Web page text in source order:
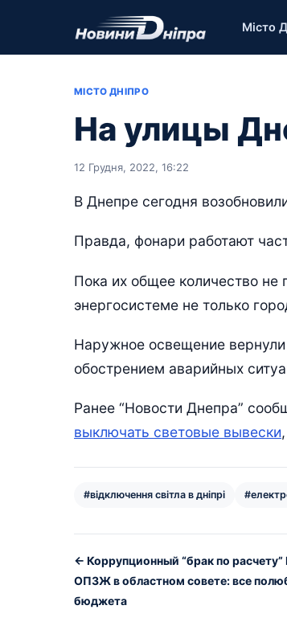
Місто
МІСТО ДНІПРО
На улицы
12 Грудня, 2022, 16:22
В Днепре сегодня
Правда, фонари работают
Пока их общее количество
энергосистеме не только
Наружное освещение
обострением аварийных
Ранее “Новости Днепра”
выключать световые вывески
#відключення світла в дніпрі
← Коррупционный “брак по
ОПЗЖ в областном совете: все
бюджета